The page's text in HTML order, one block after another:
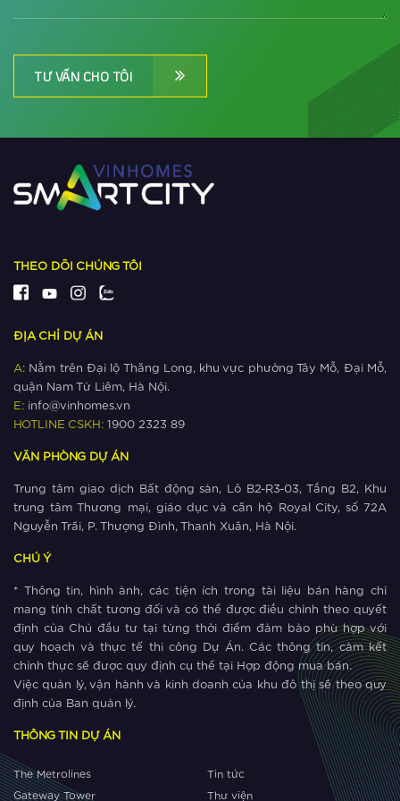
“hot” phía Tây Hà Nội?
Tại sao người Nhật chọn The
Metrolines làm ‘bến đỗ’ khi đổ vốn
Dự đoán tương lai của đô thị siêu
kết nối The Metrolines
Giá bất động sản ‘cận lộ kế metro’
leo thang như thế nào?
Xem thêm
The Metrolines – Yếu tố vàng thúc
đẩy thịnh vượng phía Tây Hà Nội
The Metrolines thu hút cộng đồng cư
dân quốc tế
Xem thêm
Lý do The Metrolines trở thành lựa
chọn số một của cộng đồng quốc tế
TƯ VẤN CHO TÔI
THEO DÕI CHÚNG TÔI
ĐỊA CHỈ DỰ ÁN
A: Nằm trên Đại lộ Thăng Long, khu vực phường Tây Mỗ, Đại Mỗ,
quận Nam Từ Liêm, Hà Nội.
E: info@vinhomes.vn
HOTLINE CSKH: 1900 2323 89
VĂN PHÒNG DỰ ÁN
Trung tâm giao dịch Bất động sản, Lô B2-R3-03, Tầng B2, Khu
trung tâm Thương mại, giáo dục và căn hộ Royal City, số 72A
Nguyễn Trãi, P. Thượng Đình, Thanh Xuân, Hà Nội.
CHÚ Ý
* Thông tin, hình ảnh, các tiện ích trong tài liệu bán hàng chỉ
mang tính chất tương đối và có thể được điều chỉnh theo quyết
định của Chủ đầu tư tại từng thời điểm đảm bảo phù hợp với
quy hoạch và thực tế thi công Dự Án. Các thông tin, cảm kết
chỉnh thực sẽ được quy định cụ thể tại Hợp động mua bán.
Việc quản lý, vận hành và kinh doanh của khu đô thị sẽ theo quy
định của Ban quản lý.
THÔNG TIN DỰ ÁN
The Metrolines
Gateway Tower
Tin tức
Thư viện